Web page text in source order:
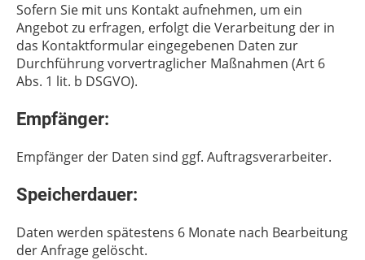
Sofern Sie mit uns Kontakt aufnehmen, um ein
Angebot zu erfragen, erfolgt die Verarbeitung der in
das Kontaktformular eingegebenen Daten zur
Durchführung vorvertraglicher Maßnahmen (Art 6
Abs. 1 lit. b DSGVO).
Empfänger:
Empfänger der Daten sind ggf. Auftragsverarbeiter.
Speicherdauer:
Daten werden spätestens 6 Monate nach Bearbeitung
der Anfrage gelöscht.